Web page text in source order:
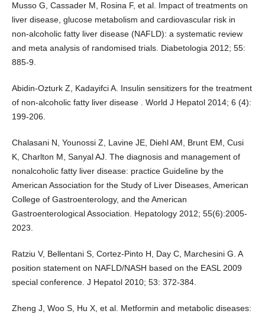
Musso G, Cassader M, Rosina F, et al. Impact of treatments on
liver disease, glucose metabolism and cardiovascular risk in
non-alcoholic fatty liver disease (NAFLD): a systematic review
and meta analysis of randomised trials. Diabetologia 2012; 55:
885-9.
Abidin-Ozturk Z, Kadayifci A. Insulin sensitizers for the treatment
of non-alcoholic fatty liver disease . World J Hepatol 2014; 6 (4):
199-206.
Chalasani N, Younossi Z, Lavine JE, Diehl AM, Brunt EM, Cusi
K, Charlton M, Sanyal AJ. The diagnosis and management of
nonalcoholic fatty liver disease: practice Guideline by the
American Association for the Study of Liver Diseases, American
College of Gastroenterology, and the American
Gastroenterological Association. Hepatology 2012; 55(6):2005-
2023.
Ratziu V, Bellentani S, Cortez-Pinto H, Day C, Marchesini G. A
position statement on NAFLD/NASH based on the EASL 2009
special conference. J Hepatol 2010; 53: 372-384.
Zheng J, Woo S, Hu X, et al. Metformin and metabolic diseases: